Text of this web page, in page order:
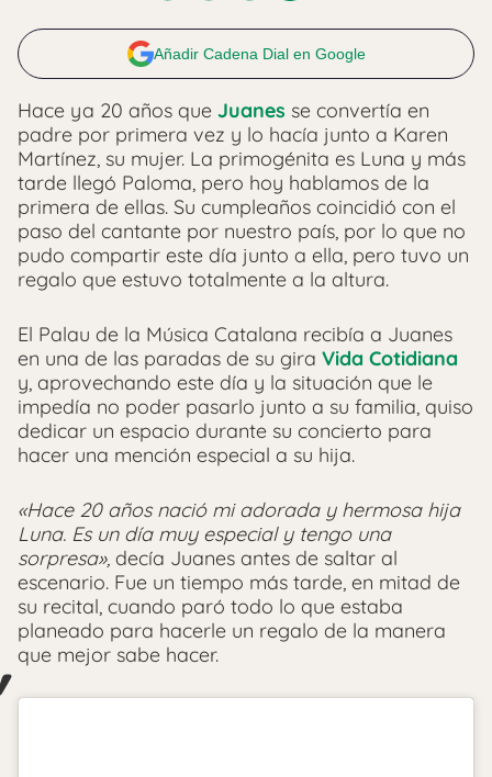
Añadir Cadena Dial en Google
Hace ya 20 años que Juanes se convertía en
padre por primera vez y lo hacía junto a Karen
Martínez, su mujer. La primogénita es Luna y más
tarde llegó Paloma, pero hoy hablamos de la
primera de ellas. Su cumpleaños coincidió con el
paso del cantante por nuestro país, por lo que no
pudo compartir este día junto a ella, pero tuvo un
regalo que estuvo totalmente a la altura.
El Palau de la Música Catalana recibía a Juanes
en una de las paradas de su gira Vida Cotidiana
y, aprovechando este día y la situación que le
impedía no poder pasarlo junto a su familia, quiso
dedicar un espacio durante su concierto para
hacer una mención especial a su hija.
«Hace 20 años nació mi adorada y hermosa hija
Luna. Es un día muy especial y tengo una
sorpresa», decía Juanes antes de saltar al
escenario. Fue un tiempo más tarde, en mitad de
su recital, cuando paró todo lo que estaba
planeado para hacerle un regalo de la manera
que mejor sabe hacer.